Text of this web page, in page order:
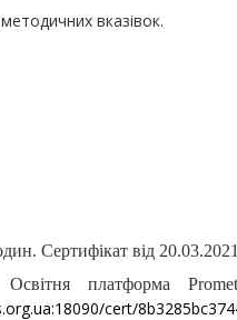
вказівок.
Сертифікат від
платформа
cert/